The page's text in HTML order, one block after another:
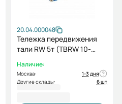
20.04.000048
Тележка передвижения
тали RW 5т (TBRW 10-
тележка (IBRW 10-50)
Наличие:
Москва:
1-3 дня
Другие склады:
6 шт